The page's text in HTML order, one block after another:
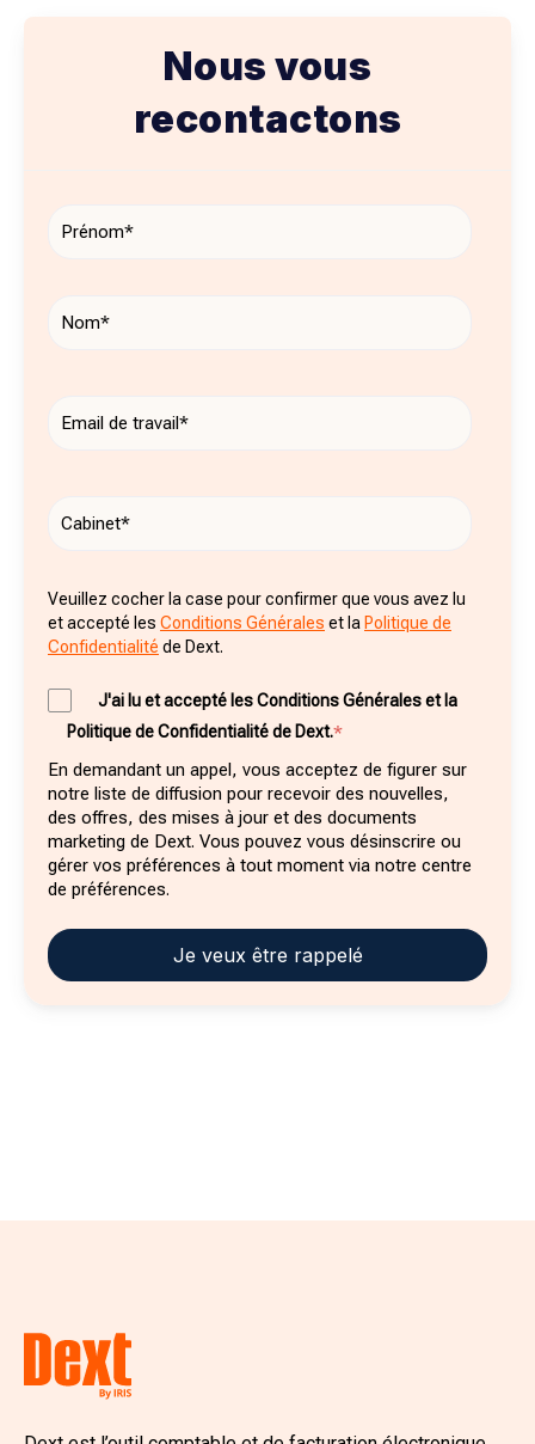
Nous vous
recontactons
Veuillez cocher la case pour confirmer que vous avez lu
et accepté les Conditions Générales et la Politique de
Confidentialité de Dext.
J'ai lu et accepté les Conditions Générales et la
Politique de Confidentialité de Dext.*
En demandant un appel, vous acceptez de figurer sur
notre liste de diffusion pour recevoir des nouvelles,
des offres, des mises à jour et des documents
marketing de Dext. Vous pouvez vous désinscrire ou
gérer vos préférences à tout moment via notre centre
de préférences.